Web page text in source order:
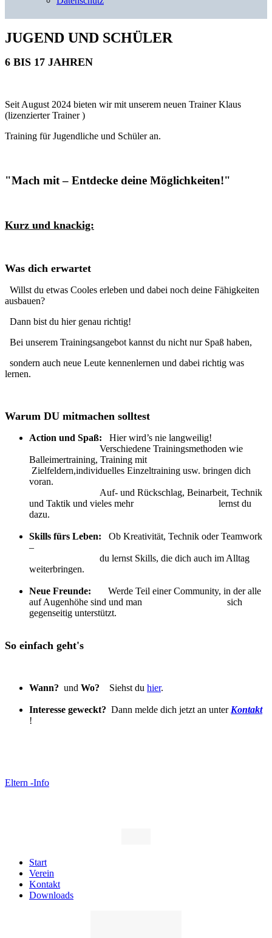
JUGEND UND SCHÜLER
6 BIS 17 JAHREN
Seit August 2024 bieten wir mit unserem neuen Trainer Klaus
(lizenzierter Trainer )
Training für Jugendliche und Schüler an.
"Mach mit – Entdecke deine Möglichkeiten!"
Kurz und knackig:
Was dich erwartet
Willst du etwas Cooles erleben und dabei noch deine Fähigkeiten
ausbauen?
Dann bist du hier genau richtig!
Bei unserem Trainingsangebot kannst du nicht nur Spaß haben,
sondern auch neue Leute kennenlernen und dabei richtig was
lernen.
Warum DU mitmachen solltest
Action und Spaß: Hier wird’s nie langweilig!
Verschiedene Trainingsmethoden wie
Balleimertraining, Training mit
Zielfeldern,individuelles Einzeltraining usw. bringen dich
voran.
Auf- und Rückschlag, Beinarbeit, Technik
und Taktik und vieles mehr lernst du
dazu.
Skills fürs Leben: Ob Kreativität, Technik oder Teamwork
–
du lernst Skills, die dich auch im Alltag
weiterbringen.
Neue Freunde: Werde Teil einer Community, in der alle
auf Augenhöhe sind und man sich
gegenseitig unterstützt.
So einfach geht's
Wann? und Wo? Siehst du hier.
Interesse geweckt? Dann melde dich jetzt an unterKontakt
!
Eltern -Info
Start
Verein
Kontakt
Downloads